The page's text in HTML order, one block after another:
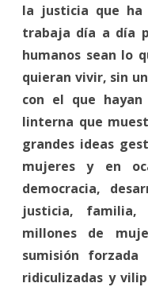
la justicia que ha
trabaja día a día
humanos sean lo
quieran vivir, sin
con el que
linterna que
grandes ideas
mujeres y en
democracia,
justicia,
millones de
sumisión
ridiculizadas y